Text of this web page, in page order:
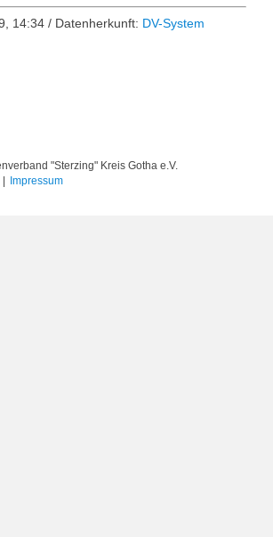
14:34 / Datenherkunft: DV-System
"Sterzing" Kreis Gotha e.V.
Impressum